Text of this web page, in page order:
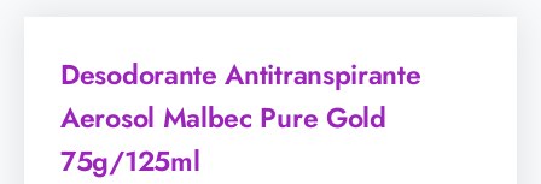
Desodorante Antitranspirante
Aerosol Malbec Pure Gold
75g/125ml